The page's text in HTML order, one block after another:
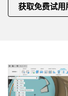
获取免费试用